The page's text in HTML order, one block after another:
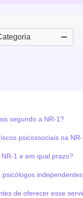
segundo a NR-1?
psicossociais na
1 e em qual prazo?
de oferecer esse